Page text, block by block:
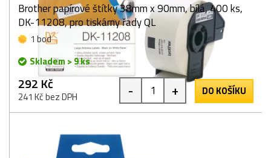
Brother papírové štítky 38mm x 90mm, bílá, 400 ks,
DK-11208, pro tiskárny řady QL
1 bod
Skladem > 9 ks
292 Kč
241 Kč bez DPH - + DO KOŠÍKU